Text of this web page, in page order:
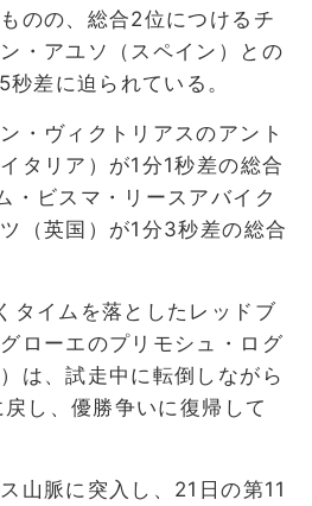
のの、総合2位につけるチ
・アユソ（スペイン）との
差に迫られている。
・ヴィクトリアスのアント
タリア）が1分1秒差の総合
・ビスマ・リースアバイク
（英国）が1分3秒差の総合
タイムを落としたレッドブ
ローエのプリモシュ・ログ
は、試走中に転倒しながら
し、優勝争いに復帰して
山脈に突入し、21日の第11